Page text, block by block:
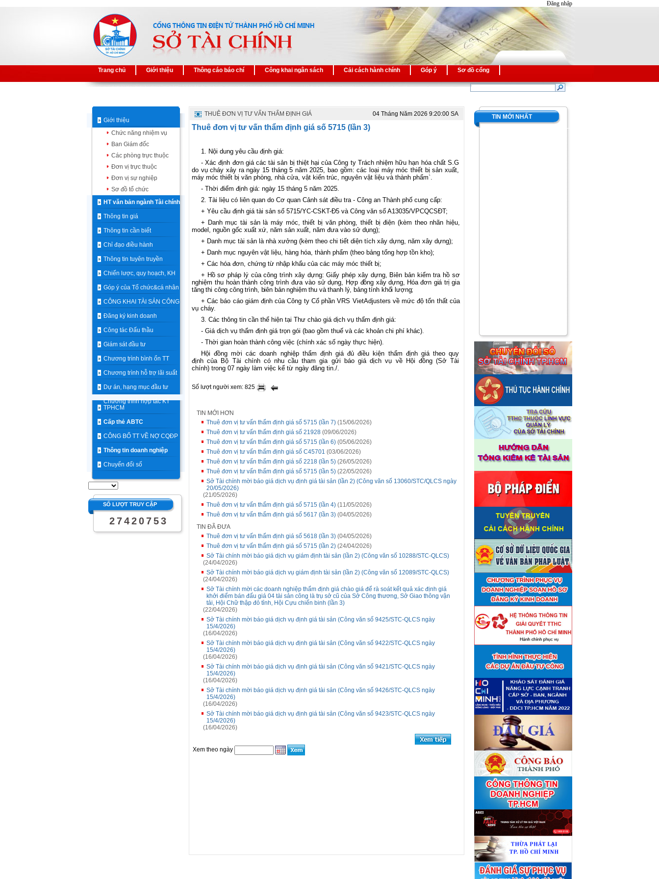
Đăng nhập
Trang chủ Giới thiệu Thông cáo báo chí Công khai ngân sách Cải cách hành chính Góp ý Sơ đồ cổng
Giới thiệu
Chức năng nhiệm vụ
Ban Giám đốc
Các phòng trực thuộc
Đơn vị trực thuộc
Đơn vị sự nghiệp
Sơ đồ tổ chức
HT văn bản ngành Tài chính
Thông tin giá
Thông tin cần biết
Chỉ đạo điều hành
Thông tin tuyên truyền
Chiến lược, quy hoạch, KH
Góp ý của Tổ chức&cá nhân
CÔNG KHAI TÀI SẢN CÔNG
Đăng ký kinh doanh
Công tác Đấu thầu
Giám sát đầu tư
Chương trình bình ổn TT
Chương trình hỗ trợ lãi suất
Dự án, hạng mục đầu tư
Chương trình hợp tác KT
TPHCM
Cấp thẻ ABTC
CÔNG BỐ TT VỀ NỢ CQĐP
Thông tin doanh nghiệp
Chuyển đổi số
SỐ LƯỢT TRUY CẬP
2 7 4 2 0 7 5 3
THUÊ ĐƠN VỊ TƯ VẤN THẨM ĐỊNH GIÁ 04 Tháng Năm 2026 9:20:00 SA
Thuê đơn vị tư vấn thẩm định giá số 5715 (lần 3)
1. Nội dung yêu cầu định giá:
- Xác định đơn giá các tài sản bị thiệt hại của Công ty Trách nhiệm hữu hạn hóa chất S.G
do vụ cháy xảy ra ngày 15 tháng 5 năm 2025, bao gồm: các loại máy móc thiết bị sản xuất,
máy móc thiết bị văn phòng, nhà cửa, vật kiến trúc, nguyên vật liệu và thành phẩm`.
- Thời điểm định giá: ngày 15 tháng 5 năm 2025.
2. Tài liệu có liên quan do Cơ quan Cảnh sát điều tra - Công an Thành phố cung cấp:
+ Yêu cầu định giá tài sản số 5715/YC-CSKT-Đ5 và Công văn số A13035/VPCQCSĐT;
+ Danh mục tài sản là máy móc, thiết bị văn phòng, thiết bị điện (kèm theo nhãn hiệu,
model, nguồn gốc xuất xứ, năm sản xuất, năm đưa vào sử dụng);
+ Danh mục tài sản là nhà xưởng (kèm theo chi tiết diện tích xây dựng, năm xây dựng);
+ Danh mục nguyên vật liệu, hàng hóa, thành phẩm (theo bảng tổng hợp tồn kho);
+ Các hóa đơn, chứng từ nhập khẩu của các máy móc thiết bị;
+ Hồ sơ pháp lý của công trình xây dựng: Giấy phép xây dựng, Biên bản kiểm tra hồ sơ
nghiệm thu hoàn thành công trình đưa vào sử dụng, Hợp đồng xây dựng, Hóa đơn giá trị gia
tăng thi công công trình, biên bản nghiệm thu và thanh lý, bảng tính khối lượng;
+ Các báo cáo giám định của Công ty Cổ phần VRS VietAdjusters về mức độ tổn thất của
vụ cháy.
3. Các thông tin cần thể hiện tại Thư chào giá dịch vụ thẩm định giá:
- Giá dịch vụ thẩm định giá trọn gói (bao gồm thuế và các khoản chi phí khác).
- Thời gian hoàn thành công việc (chính xác số ngày thực hiện).
Hội đồngmời các doanh nghiệp thẩm định giá đủ điều kiện thẩm định giá theo quy
định của Bộ Tài chính có nhu cầu tham gia gửi báo giá dịch vụ vềHội đồng (Sở Tài
chính) trong 07 ngày làm việc kể từ ngày đăng tin./.
Số lượt người xem: 825
TIN MỚI HƠN
Thuê đơn vị tư vấn thẩm định giá số 5715 (lần 7) (15/06/2026)
Thuê đơn vị tư vấn thẩm định giá số 21928 (09/06/2026)
Thuê đơn vị tư vấn thẩm định giá số 5715 (lần 6) (05/06/2026)
Thuê đơn vị tư vấn thẩm định giá số C45701 (03/06/2026)
Thuê đơn vị tư vấn thẩm định giá số 2218 (lần 5) (26/05/2026)
Thuê đơn vị tư vấn thẩm định giá số 5715 (lần 5) (22/05/2026)
Sở Tài chính mời báo giá dịch vụ định giá tài sản (lần 2) (Công văn số 13060/STC/QLCS ngày
20/05/2026)
(21/05/2026)
Thuê đơn vị tư vấn thẩm định giá số 5715 (lần 4) (11/05/2026)
Thuê đơn vị tư vấn thẩm định giá số 5617 (lần 3) (04/05/2026)
TIN ĐÃ ĐƯA
Thuê đơn vị tư vấn thẩm định giá số 5618 (lần 3) (04/05/2026)
Thuê đơn vị tư vấn thẩm định giá số 5715 (lần 2) (24/04/2026)
Sở Tài chính mời báo giá dịch vụ giám định tài sản (lần 2) (Công văn số 10288/STC-QLCS)
(24/04/2026)
Sở Tài chính mời báo giá dịch vụ giám định tài sản (lần 2) (Công văn số 12089/STC-QLCS)
(24/04/2026)
Sở Tài chính mời các doanh nghiệp thẩm định giá chào giá để rà soát kết quả xác định giá
khởi điểm bán đấu giá 04 tài sản công là trụ sở cũ của Sở Công thương, Sở Giao thông vận
tải, Hội Chữ thập đỏ tỉnh, Hội Cựu chiến binh (lần 3)
(22/04/2026)
Sở Tài chính mời báo giá dịch vụ định giá tài sản (Công văn số 9425/STC-QLCS ngày
15/4/2026)
(16/04/2026)
Sở Tài chính mời báo giá dịch vụ định giá tài sản (Công văn số 9422/STC-QLCS ngày
15/4/2026)
(16/04/2026)
Sở Tài chính mời báo giá dịch vụ định giá tài sản (Công văn số 9421/STC-QLCS ngày
15/4/2026)
(16/04/2026)
Sở Tài chính mời báo giá dịch vụ định giá tài sản (Công văn số 9426/STC-QLCS ngày
15/4/2026)
(16/04/2026)
Sở Tài chính mời báo giá dịch vụ định giá tài sản (Công văn số 9423/STC-QLCS ngày
15/4/2026)
(16/04/2026)
Xem theo ngày
TIN MỚI NHẤT
Thuê đơn vị tư vấn thẩm định
giá tài sản theo 09 Yêu cầu
định giá tài sản (04/08)
■ Quyết định số 4489/QĐ-
UBND ngày 21 tháng 7 năm
2026 của Ủy ban nhân dân
Thành phố về việc công bố
danh mục thủ tục hành chính
bị bãi bỏ lĩnh vực Công nghệ
thông tin thuộc phạm vi chức
năng quản lý của Sở Tài
chính (27/07)
Quyết định số 4477/QĐ-
UBND ngày 20 tháng 7 năm
2026 của Ủy ban nhân dân
Thành phố về việc công bố
danh mục thủ tục hành chính
nội bộ mới ban hành lĩnh vực
Công nghệ thông tin thuộc
phạm vi chức năng quản lý
của Sở Tài chính (27/07)
■ Thuê đơn vị tư vấn thẩm định
giá số C45701 (lần 2)
(27/07)
Thuê đơn vị tư vấn thẩm định
giá số 38965
(27/07)